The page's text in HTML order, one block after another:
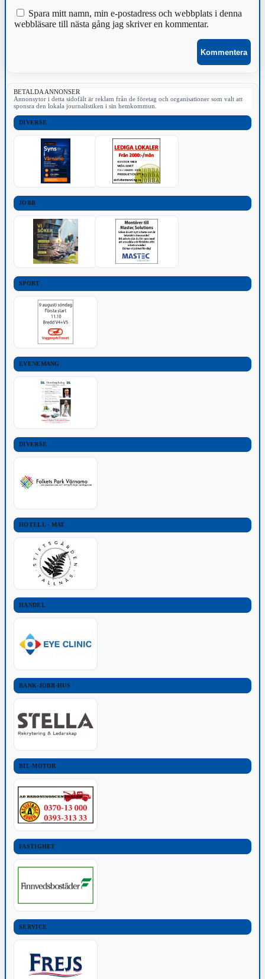
Spara mitt namn, min e-postadress och webbplats i denna
webbläsare till nästa gång jag skriver en kommentar.
BETALDA ANNONSER
Annonsytor i detta sidofält är reklam från de företag och organisationer som valt att
sponsra den lokala journalistiken i sin hemkommun.
DIVERSE
JOBB
SPORT
EVENEMANG
DIVERSE
HOTELL - MAT
HANDEL
BANK-JOBB-HUS
BIL-MOTOR
FASTIGHET
SERVICE